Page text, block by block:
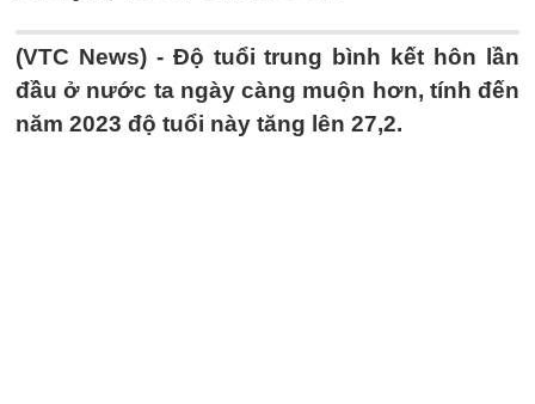
(VTC News) - Độ tuổi trung bình kết hôn lần
đầu ở nước ta ngày càng muộn hơn, tính đến
năm 2023 độ tuổi này tăng lên 27,2.